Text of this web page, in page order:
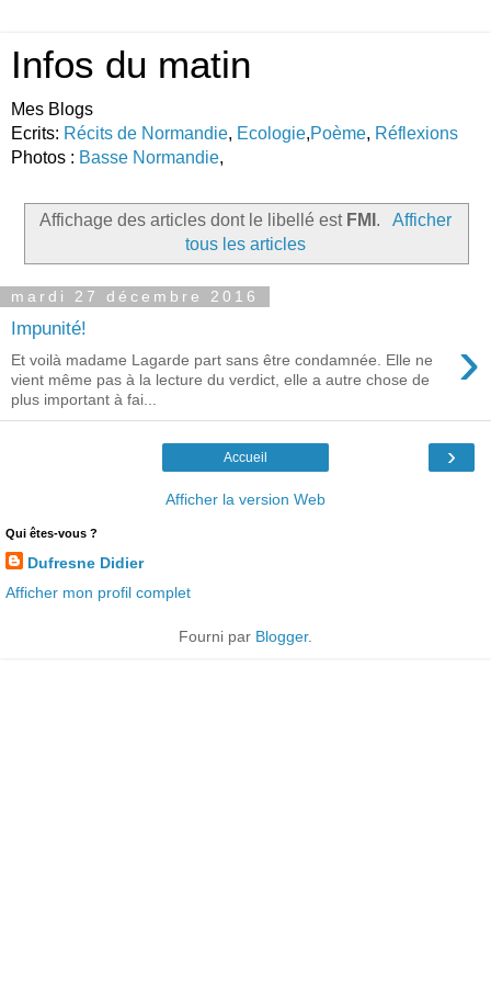
Infos du matin
Mes Blogs
Ecrits: Récits de Normandie, Ecologie,Poème, Réflexions
Photos : Basse Normandie,
Affichage des articles dont le libellé est FMI .
Afficher
tous les articles
mardi 27 décembre 2016
Impunité! ›
Et voilà madame Lagarde part sans être condamnée. Elle ne
vient même pas à la lecture du verdict, elle a autre chose de
plus important à fai...
›
Accueil
Afficher la version Web
Qui êtes-vous ?
Dufresne Didier
Afficher mon profil complet
Fourni par Blogger.